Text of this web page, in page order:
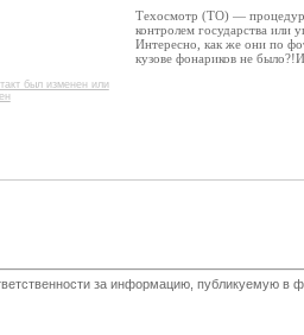
был изменен или
Техосмотр (ТО) — процедура
контролем государства или
Интересно, как же они по
кузове фонариков не
за информацию, публикуемую